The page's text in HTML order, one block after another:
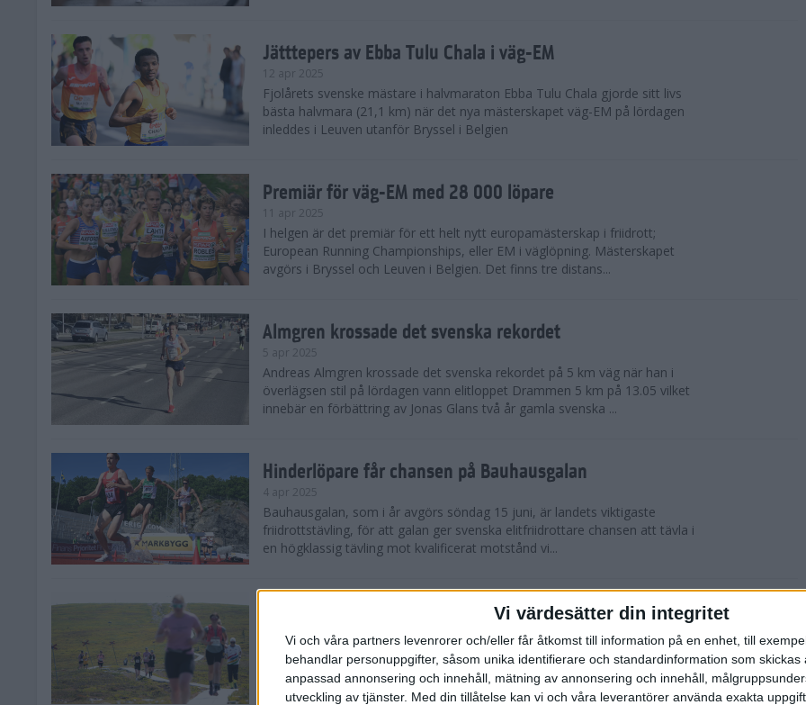
Vi värdesätter din integritet
Vi och våra partners levenrorer och/eller får åtkomst till information på en enhet, till
behandlar personuppgifter, såsom unika identifierare och standardinformation som skickas
anpassad annonsering och innehåll, mätning av annonsering och innehåll,
utveckling av tjänster. Med din tillåtelse kan vi och våra leverantörer använda exakta
Jätttepers av Ebba Tulu Chala i väg-EM
12 apr 2025
Fjolårets svenske mästare i halvmaraton Ebba Tulu Chala gjorde sitt livs
bästa halvmara (21,1 km) när det nya mästerskapet väg-EM på lördagen
inleddes i Leuven utanför Bryssel i Belgien
Premiär för väg-EM med 28 000 löpare
11 apr 2025
I helgen är det premiär för ett helt nytt europamästerskap i friidrott;
European Running Championships, eller EM i väglöpning. Mästerskapet
avgörs i Bryssel och Leuven i Belgien. Det finns tre distans...
Almgren krossade det svenska rekordet
5 apr 2025
Andreas Almgren krossade det svenska rekordet på 5 km väg när han i
överlägsen stil på lördagen vann elitloppet Drammen 5 km på 13.05 vilket
innebär en förbättring av Jonas Glans två år gamla svenska ...
Hinderlöpare får chansen på Bauhausgalan
4 apr 2025
Bauhausgalan, som i år avgörs söndag 15 juni, är landets viktigaste
friidrottstävling, för att galan ger svenska elitfriidrottare chansen att tävla i
en högklassig tävling mot kvalificerat motstånd vi...
Satsar du på att springa Tjejmilen Sälen i juni eller något annat fjällopp i
sommar? Eller är du sugen på att ta dig an Hammarbybacken i oktober?
Stockholms brantaste är en utmaning som heter duga. Rå...